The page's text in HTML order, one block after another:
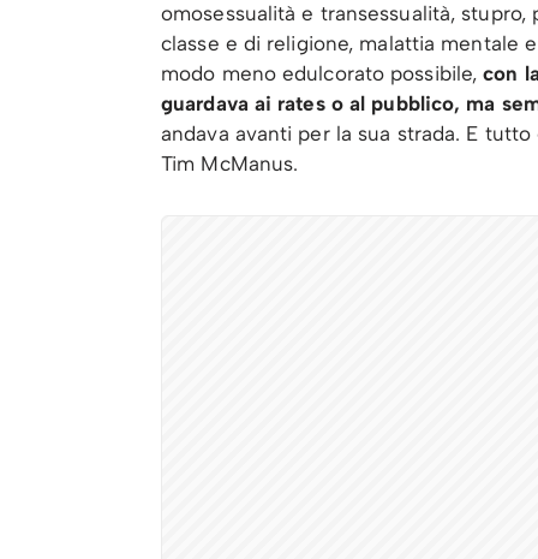
omosessualità e transessualità,
classe e di religione, malattia mentale
modo meno edulcorato possibile,con
guardava ai rates o al pubblico, ma
andava avanti per la sua strada. E
Tim McManus.